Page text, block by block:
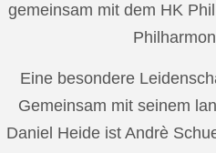
gemeinsam mit dem HK
Eine besondere
Gemeinsam mit seinem
Daniel Heide ist Andrè